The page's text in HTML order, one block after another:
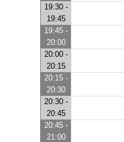
19:30 -
19:45
19:45 -
20:00
20:00 -
20:15
20:15 -
20:30
20:30 -
20:45
20:45 -
21:00